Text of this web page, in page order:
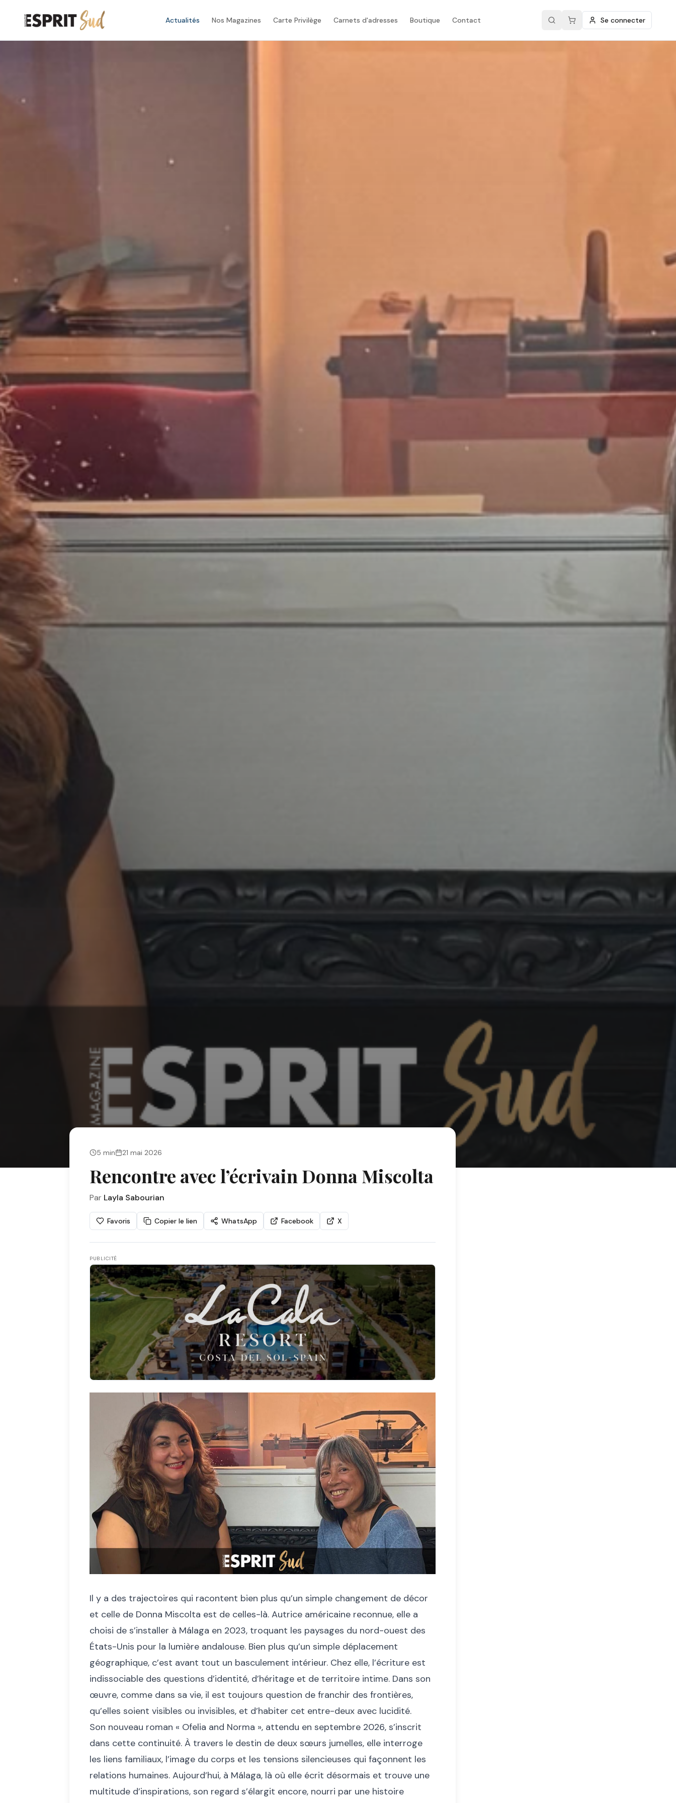
Actualités Nos Magazines Carte Privilège Carnets d'adresses Boutique Contact Se connecter
5 min 21 mai 2026
Rencontre avec l’écrivain Donna Miscolta
Par Layla Sabourian
Favoris Copier le lien WhatsApp Facebook X
PUBLICITÉ
Il y a des trajectoires qui racontent bien plus qu’un simple changement de décor
et celle de Donna Miscolta est de celles-là. Autrice américaine reconnue, elle a
choisi de s’installer à Málaga en 2023, troquant les paysages du nord-ouest des
États-Unis pour la lumière andalouse. Bien plus qu’un simple déplacement
géographique, c’est avant tout un basculement intérieur. Chez elle, l’écriture est
indissociable des questions d’identité, d’héritage et de territoire intime. Dans son
œuvre, comme dans sa vie, il est toujours question de franchir des frontières,
qu’elles soient visibles ou invisibles, et d’habiter cet entre-deux avec lucidité.
Son nouveau roman « Ofelia and Norma », attendu en septembre 2026, s’inscrit
dans cette continuité. À travers le destin de deux sœurs jumelles, elle interroge
les liens familiaux, l’image du corps et les tensions silencieuses qui façonnent les
relations humaines. Aujourd’hui, à Málaga, là où elle écrit désormais et trouve une
multitude d’inspirations, son regard s’élargit encore, nourri par une histoire